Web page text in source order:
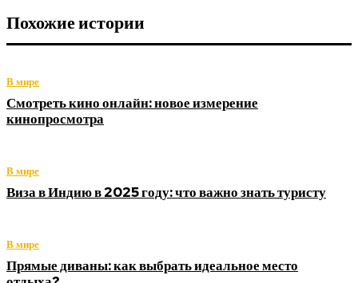
Похожие истории
В мире
Смотреть кино онлайн: новое измерение
кинопросмотра
В мире
Виза в Индию в 2025 году: что важно знать туристу
В мире
Прямые диваны: как выбрать идеальное место